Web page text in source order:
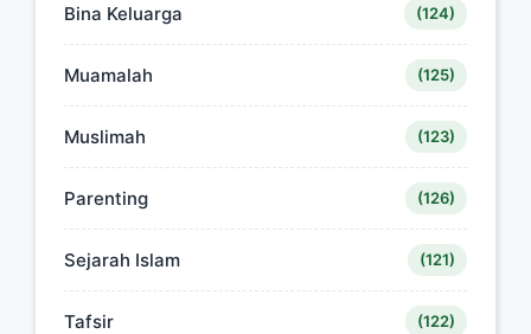
Bina Keluarga (124)
Muamalah (125)
Muslimah (123)
Parenting (126)
Sejarah Islam (121)
Tafsir (122)